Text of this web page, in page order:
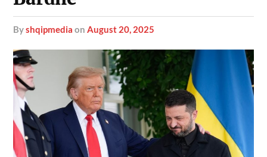
byshqipmedia onAugust 20, 2025